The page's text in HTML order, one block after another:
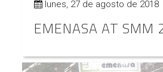
lunes, 27 de agosto de 2018
EMENASA AT SMM